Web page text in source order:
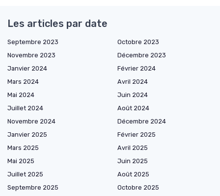
Les articles par date
Septembre 2023
Octobre 2023
Novembre 2023
Décembre 2023
Janvier 2024
Février 2024
Mars 2024
Avril 2024
Mai 2024
Juin 2024
Juillet 2024
Août 2024
Novembre 2024
Décembre 2024
Janvier 2025
Février 2025
Mars 2025
Avril 2025
Mai 2025
Juin 2025
Juillet 2025
Août 2025
Septembre 2025
Octobre 2025